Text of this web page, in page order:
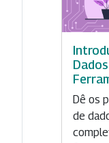
Dê os
de